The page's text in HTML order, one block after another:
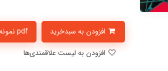
pdf نمونه محصول